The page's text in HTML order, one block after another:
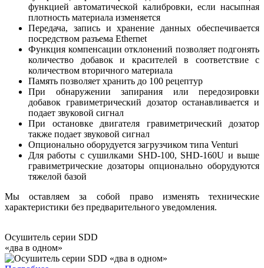
функцией автоматической калибровки, если насыпная
плотность материала изменяется
Передача, запись и хранение данных обеспечивается
посредством разъема Ethernet
Функция компенсации отклонений позволяет подгонять
количество добавок и красителей в соответствие с
количеством вторичного материала
Память позволяет хранить до 100 рецептур
При обнаружении запирания или передозировки
добавок гравиметрический дозатор останавливается и
подает звуковой сигнал
При остановке двигателя гравиметрический дозатор
также подает звуковой сигнал
Опционально оборудуется загрузчиком типа Venturi
Для работы с сушилками SHD-100, SHD-160U и выше
гравиметрические дозаторы опционально оборудуются
тяжелой базой
Мы оставляем за собой право изменять технические
характеристики без предварительного уведомления.
Осушитель серии SDD
«два в одном»